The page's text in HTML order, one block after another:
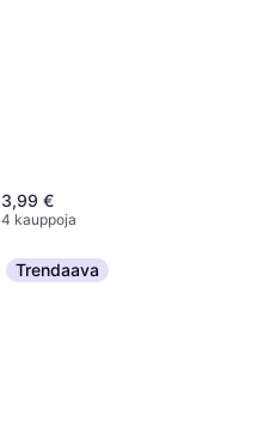
3,99 €
4 kauppoja
Trendaava